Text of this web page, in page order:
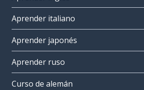
Aprender italiano
Aprender japonés
Aprender ruso
Curso de alemán